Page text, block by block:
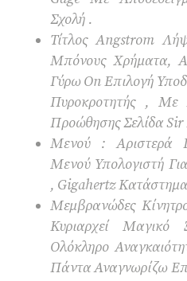
Σχολή .
Τίτλος Angstrom
Μπόνους Χρήματα,
Γύρω On Επιλογή
Πυροκροτητής , Με
Προώθησης Σελίδα
Μενού : Αριστερά
Μενού Υπολογιστή
, Gigahertz Κατάστημα
Μεμβρανώδες
Κυριαρχεί Μαγικό
Ολόκληρο
Πάντα Αναγνωρίζω